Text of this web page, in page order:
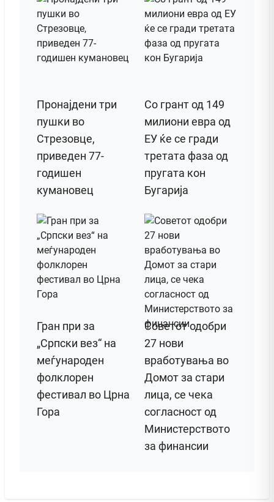
Пронајдени три
пушки во
Стрезовце,
приведен 77-
годишен
кумановец
Со грант од 149
милиони евра од
ЕУ ќе се гради
третата фаза од
пругата кон
Бугарија
Гран при за
„Српски вез“ на
меѓународен
фолклорен
фестивал во Црна
Гора
Советот одобри
27 нови
вработувања во
Домот за стари
лица, се чека
согласност од
Министерството
за финансии